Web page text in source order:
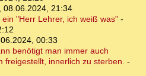
, 08.06.2024, 21:34
"Herr Lehrer, ich weiß was"-
00:33
benötigt man immer auch
freigestellt, innerlich zu sterben. -